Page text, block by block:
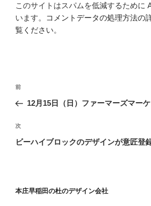
このサイトはスパムを低減するために
います。
コメントデータの処理方法の
覧ください。
投
ナ
ビ
ゲ
ン
前
の
稿
前
12月15日（日）ファーマーズマーケ
次
の
次
ビーハイブロックのデザインが意匠登
本庄早稲田の杜のデザイン会社